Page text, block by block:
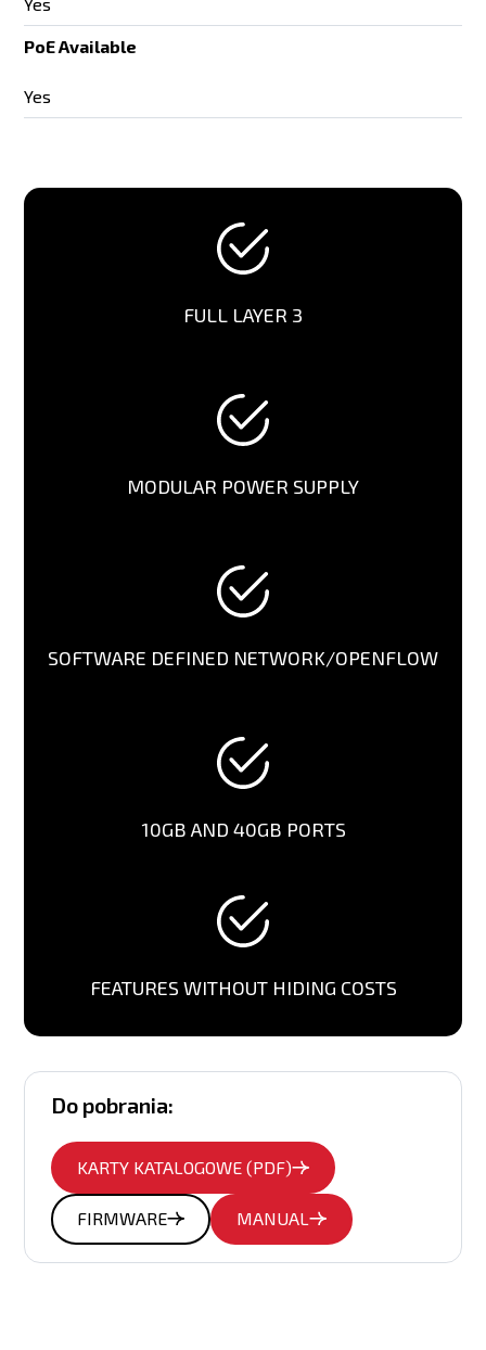
PoE Available
Yes
FULL LAYER 3
MODULAR POWER SUPPLY
SOFTWARE DEFINED NETWORK/OPENFLOW
10GB AND 40GB PORTS
FEATURES WITHOUT HIDING COSTS
Do pobrania:
KARTY KATALOGOWE (PDF)
FIRMWARE MANUAL